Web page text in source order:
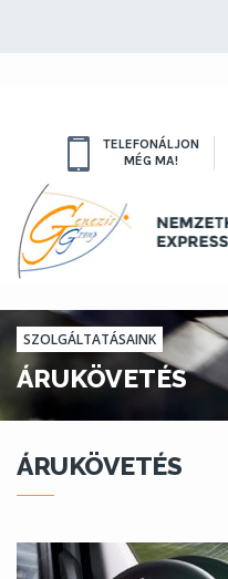
TELEFONÁLJON
MÉG MA!
SZOLGÁLTATÁSAINK
ÁRUKÖVETÉS
ÁRUKÖVETÉS